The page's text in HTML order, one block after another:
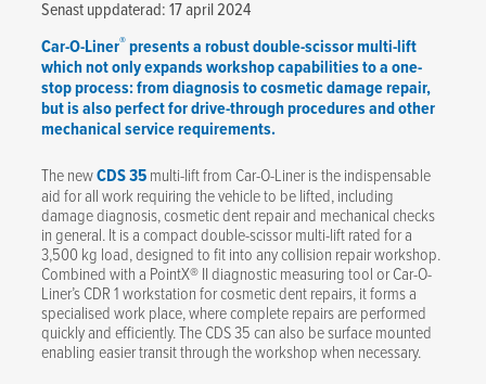
Senast uppdaterad: 17 april 2024
Car-O-Liner®presents a robust double-scissor multi-lift
which not only expands workshop capabilities to a one-
stop process: from diagnosis to cosmetic damage repair,
but is also perfect for drive-through procedures and other
mechanical service requirements.
The newCDS 35multi-lift from Car-O-Liner is the indispensable
aid for all work requiring the vehicle to be lifted, including
damage diagnosis, cosmetic dent repair and mechanical checks
in general. It is a compact double-scissor multi-lift rated for a
3,500 kg load, designed to fit into any collision repair workshop.
Combined with a PointX® II diagnostic measuring tool or Car-O-
Liner’s CDR 1 workstation for cosmetic dent repairs, it forms a
specialised work place, where complete repairs are performed
quickly and efficiently. The CDS 35 can also be surface mounted
enabling easier transit through the workshop when necessary.